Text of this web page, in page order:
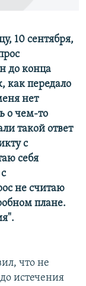
10 сентября,
до конца
как передало
нет
о чем-то
такой ответ
с
себя
не считаю
плане.
что не
истечения